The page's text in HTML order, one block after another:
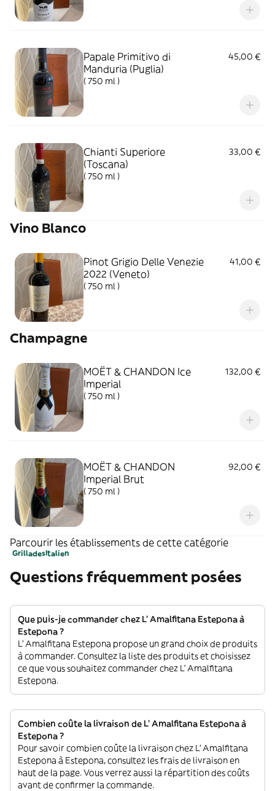
Papale Primitivo di
Manduria (Puglia)
45,00 €
( 750 ml )
Chianti Superiore
(Toscana)
33,00 €
( 750 ml )
Vino Blanco
Pinot Grigio Delle Venezie
2022 (Veneto)
41,00 €
( 750 ml )
Champagne
MOËT & CHANDON Ice
Imperial
132,00 €
( 750 ml )
MOËT & CHANDON
Imperial Brut
92,00 €
( 750 ml )
Parcourir les établissements de cette catégorie
GrilladesItalien
Questions fréquemment posées
Que puis-je commander chez L' Amalfitana Estepona à
Estepona ?
L' Amalfitana Estepona propose un grand choix de produits
à commander. Consultez la liste des produits et choisissez
ce que vous souhaitez commander chez L' Amalfitana
Estepona.
Combien coûte la livraison de L' Amalfitana Estepona à
Estepona ?
Pour savoir combien coûte la livraison chez L' Amalfitana
Estepona à Estepona, consultez les frais de livraison en
haut de la page. Vous verrez aussi la répartition des coûts
avant de confirmer la commande.